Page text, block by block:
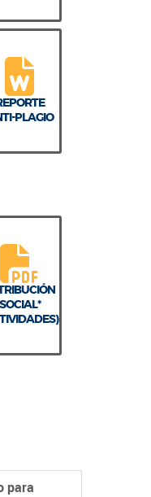
PLAGIO
SOCIAL*
para